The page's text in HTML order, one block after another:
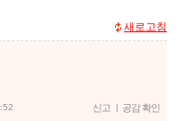
새로고침
신고 | 공감 확인